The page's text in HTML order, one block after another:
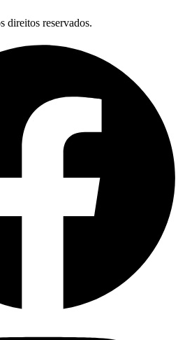
direitos reservados.